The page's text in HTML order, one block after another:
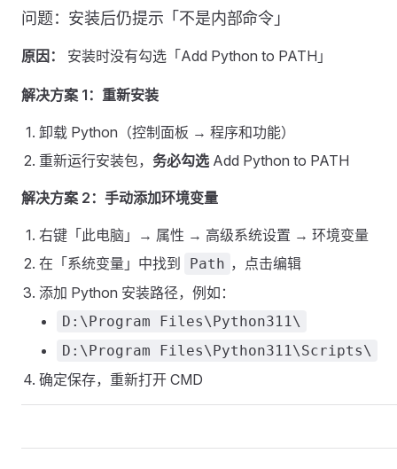
问题：安装后仍提示「不是内部命令」
原因： 安装时没有勾选「Add Python to PATH」
解决方案 1：重新安装
卸载 Python（控制面板 → 程序和功能）
重新运行安装包， 务必勾选 Add Python to PATH
解决方案 2：手动添加环境变量
右键「此电脑」→ 属性 → 高级系统设置 → 环境变量
在「系统变量」中找到
Path ，点击编辑
添加 Python 安装路径，例如：
D:\Program Files\Python311\
D:\Program Files\Python311\Scripts\
确定保存，重新打开 CMD